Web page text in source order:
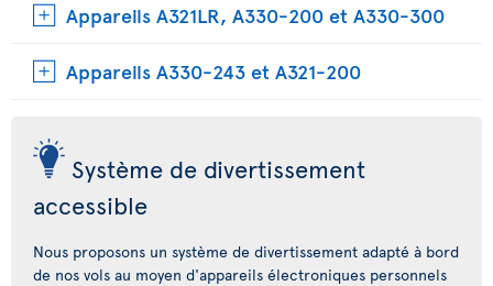
Appareils A321LR, A330-200 et A330-300
Appareils A330-243 et A321-200
Système de divertissement
accessible
Nous proposons un système de divertissement adapté à bord
de nos vols au moyen d'appareils électroniques personnels